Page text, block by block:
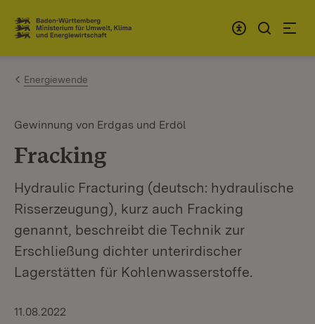
Zum Inhalt springen
Link zur Startseite
Energiewende
Gewinnung von Erdgas und Erdöl
Fracking
Hydraulic Fracturing (deutsch: hydraulische
Risserzeugung), kurz auch Fracking
genannt, beschreibt die Technik zur
Erschließung dichter unterirdischer
Lagerstätten für Kohlenwasserstoffe.
11.08.2022